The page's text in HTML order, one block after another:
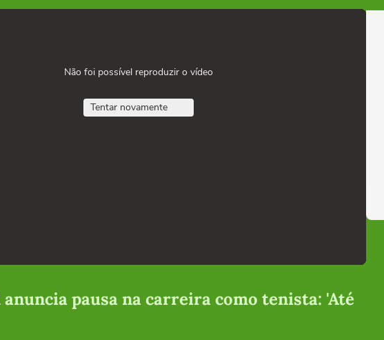
Não foi possível reproduzir o vídeo
Tentar novamente
anuncia pausa na carreira como tenista: 'Até